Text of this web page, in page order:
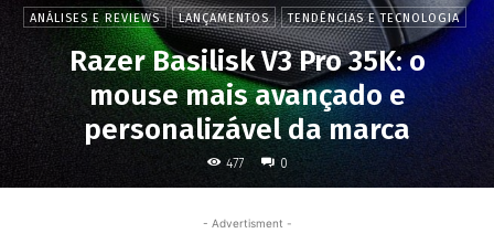
ANÁLISES E REVIEWS LANÇAMENTOS TENDÊNCIAS E TECNOLOGIA
Razer Basilisk V3 Pro 35K: o
mouse mais avançado e
personalizável da marca
477 0
- Advertisment -